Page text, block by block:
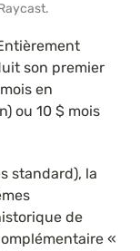
son premier
en
ou 10 $ mois
standard), la
de